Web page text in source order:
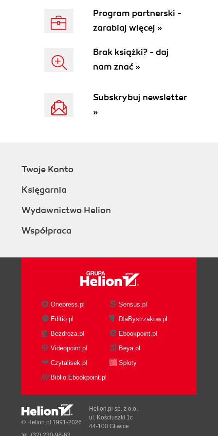
Tryb Esnap - charakterystyczne punkty
elementów (83)
Rozdział 6. Widoki (103)
Rozdział 8. Warstwy (111)
Program partnerski -
zarabiaj więcej »
Brak książki? - daj
nam znać »
Subskrybuj newsletter
»
Twoje Konto
Księgarnia
Wydawnictwo Helion
Współpraca
Onepress.pl
Sensus.pl
Editio.pl
DlaBystrzakow.pl
Bezdroza.pl
Ebookpoint.pl
Videopoint.pl
Beya.pl
Czytalisek.pl
Sploty
Biblio.Ebookpoint.pl
© Helion.pl 1991-2026
Helion.pl sp. z o.o.
ul. Kościuszki 1c
44-100 Gliwice